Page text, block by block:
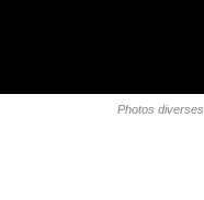
Photos diverses